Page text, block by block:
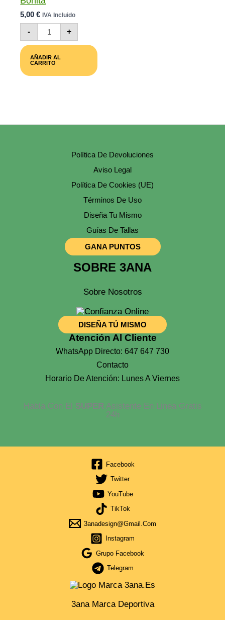
5,00€ IVA Incluido
-
Taza
Cumpleaños
Bonita
+
AÑADIR AL
CARRITO
Política De Devoluciones
Aviso Legal
Política De Cookies (UE)
Términos De Uso
Diseña Tu Mismo
Guías De Tallas
GANA PUNTOS
SOBRE 3ANA
Sobre Nosotros
DISEÑA TÚ MISMO
Atención Al Cliente
WhatsApp Directo: 647 647 730
Contacto
Horario De Atención: Lunes A Viernes
Habla Con El SUPERAsistente En Linea Gratis
24h
Facebook
Twitter
YouTube
TikTok
3anadesign@gmail.com
Instagram
Grupo Facebook
Telegram
3ana Marca Deportiva